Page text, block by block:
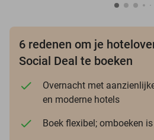
6 redenen om je
Social Deal te boeken
Overnacht met
en moderne hotels
Boek flexibel; omboeken